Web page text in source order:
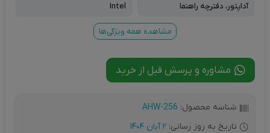
آداپتور، دفترچه راهنما
Intel
مشاهده همه ویژگی‌ها
مشاوره و پرسش قبل از خرید
شناسه محصول: AHW-256
تاریخ به روز رسانی: 2 آبان 1404